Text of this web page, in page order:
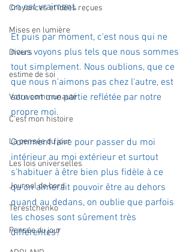
Croyances et idées reçues
Mises en lumière
Divers
estime de soi
Votre communauté
C'est mon histoire
La pensée du jour
Les lois universelles
Journal de bord
Terestchenko
Pensée du jour
on est vraiment.
Et puis par moment, c'est nous qui ne
nous voyons plus tels que nous sommes
tout simplement. Nous oublions, que ce
que nous n'aimons pas chez l'autre, est
souvent une partie reflétée par notre
propre moi.
Comment faire pour passer du moi
intérieur au moi extérieur et surtout
s'habituer à être bien plus fidèle à ce
qu'on aimerait pouvoir être au dehors
quand au dedans, on oublie que parfois
les choses sont sûrement très
différentes?